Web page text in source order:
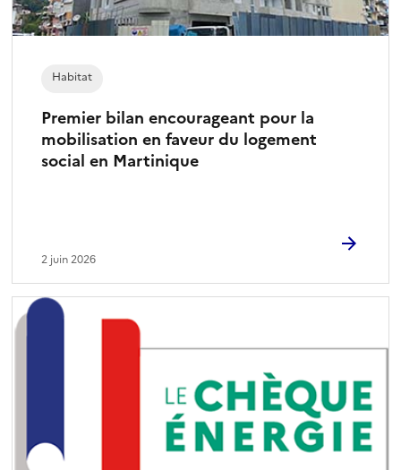
Premier bilan encourageant pour la
mobilisation en faveur du logement
social en Martinique
Habitat
2 juin 2026